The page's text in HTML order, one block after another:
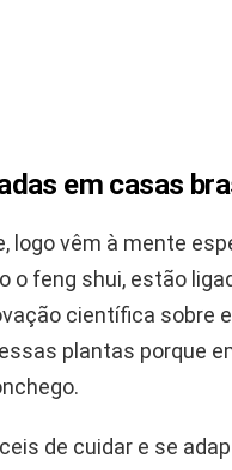
em casas
logo vêm à mente
o feng shui, estão
científica sobre
plantas porque
de cuidar e se